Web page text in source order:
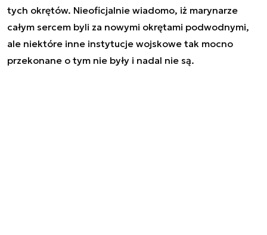
tych okrętów. Nieoficjalnie wiadomo, iż marynarze
całym sercem byli za nowymi okrętami podwodnymi,
ale niektóre inne instytucje wojskowe tak mocno
przekonane o tym nie były i nadal nie są.